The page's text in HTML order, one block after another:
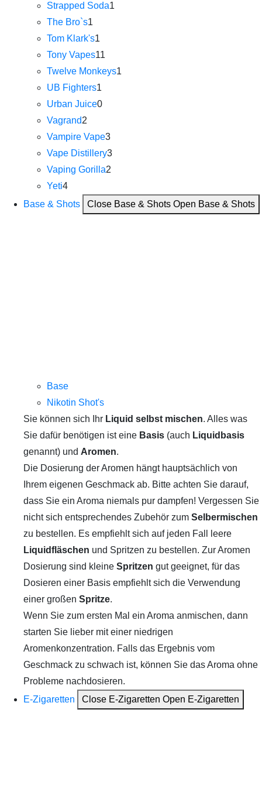
Strapped Soda1
The Bro`s1
Tom Klark's1
Tony Vapes11
Twelve Monkeys1
UB Fighters1
Urban Juice0
Vagrand2
Vampire Vape3
Vape Distillery3
Vaping Gorilla2
Yeti4
Base & Shots
Close Base & Shots Open Base & Shots
Base
Nikotin Shot's
Sie können sich Ihr Liquid selbst mischen. Alles was
Sie dafür benötigen ist eine Basis (auch Liquidbasis
genannt) und Aromen.
Die Dosierung der Aromen hängt hauptsächlich von
Ihrem eigenen Geschmack ab. Bitte achten Sie darauf,
dass Sie ein Aroma niemals pur dampfen! Vergessen Sie
nicht sich entsprechendes Zubehör zum Selbermischen
zu bestellen. Es empfiehlt sich auf jeden Fall leere
Liquidfläschen und Spritzen zu bestellen. Zur Aromen
Dosierung sind kleine Spritzen gut geeignet, für das
Dosieren einer Basis empfiehlt sich die Verwendung
einer großen Spritze.
Wenn Sie zum ersten Mal ein Aroma anmischen, dann
starten Sie lieber mit einer niedrigen
Aromenkonzentration. Falls das Ergebnis vom
Geschmack zu schwach ist, können Sie das Aroma ohne
Probleme nachdosieren.
E-Zigaretten
Close E-Zigaretten Open E-Zigaretten